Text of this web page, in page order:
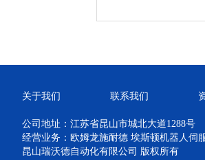
关于我们 联系我们
公司地址：江苏省昆山市城北大道1288号
经营业务：欧姆龙施耐德 埃斯顿机器人伺
昆山瑞沃德自动化有限公司 版权所有